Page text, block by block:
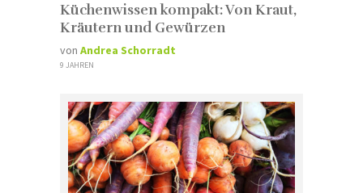
Küchenwissen kompakt: Von Kraut,
Kräutern und Gewürzen
von Andrea Schorradt
9 JAHREN